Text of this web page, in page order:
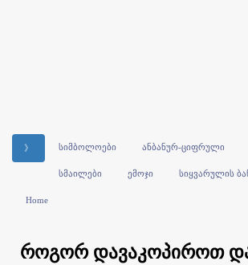
》 სიმბოლოები ანბანურ-ციფრული
სმაილები ემოჯი სიყვარულის
Home
როგორ დავაკოპიროთ